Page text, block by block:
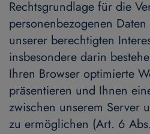
Rechtsgrundlage für die
personenbezogenen
unserer berechtigten
insbesondere darin
Ihren Browser optimierte
präsentieren und Ihnen
zwischen unserem Server
zu ermöglichen (Art. 6